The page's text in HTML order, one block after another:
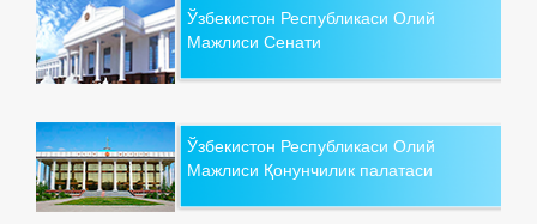
Ўзбекистон Республикаси Олий
Мажлиси Сенати
Ўзбекистон Республикаси Олий
Мажлиси Қонунчилик палатаси